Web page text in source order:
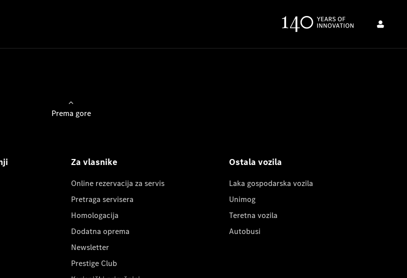
Prema gore
Za vlasnike
Online rezervacija za servis
Pretraga servisera
Homologacija
Dodatna oprema
Newsletter
Prestige Club
Ostala vozila
Laka gospodarska vozila
Unimog
Teretna vozila
Autobusi